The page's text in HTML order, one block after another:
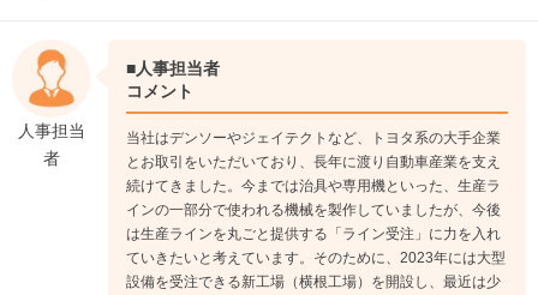
《入社3年目》
早ければ3年目くらいから主担当として一つの製品を受け持
ち、仕事をするようになります。機械設計であればお客様先に
出向いて打ち合わせをしたり、デンソーなど外部の研修に参加
したりする機会も増えていきます。
《入社5年目》
主担当として仕事をしながら、後輩の指導・育成にも携わるよ
うになります。また、機械設計として治具の設計を担当してい
人事担当
者
■人事担当者
コメント
当社はデンソーやジェイテクトなど、トヨタ系の大手企業
とお取引をいただいており、長年に渡り自動車産業を支え
続けてきました。今までは治具や専用機といった、生産ラ
インの一部分で使われる機械を製作していましたが、今後
は生産ラインを丸ごと提供する「ライン受注」に力を入れ
ていきたいと考えています。そのために、2023年には大型
設備を受注できる新工場（横根工場）を開設し、最近は少